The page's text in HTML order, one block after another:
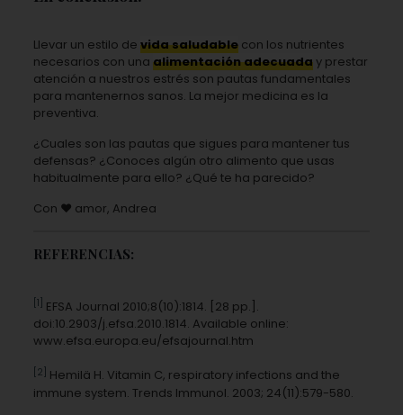
Llevar un estilo de vida saludablecon los nutrientes
necesarios con una alimentación adecuaday prestar
atención a nuestros estrés son pautas fundamentales
para mantenernos sanos. La mejor medicina es la
preventiva.
¿Cuales son las pautas que sigues para mantener tus
defensas? ¿Conoces algún otro alimento que usas
habitualmente para ello? ¿Qué te ha parecido?
Con ♥️ amor, Andrea
REFERENCIAS:
[1] EFSA Journal 2010;8(10):1814. [28 pp.].
doi:10.2903/j.efsa.2010.1814. Available online:
www.efsa.europa.eu/efsajournal.htm
[2] Hemilä H. Vitamin C, respiratory infections and the
immune system. Trends Immunol. 2003; 24(11):579-580.